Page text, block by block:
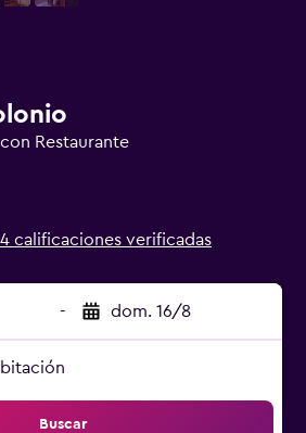
Restaurante
calificaciones verificadas
- dom. 16/8
Buscar